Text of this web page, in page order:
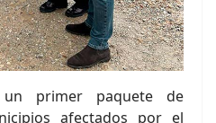
un primer paquete de
afectados por el